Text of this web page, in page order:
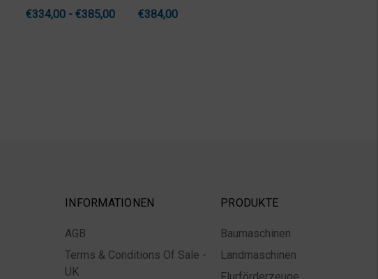
€334,00 - €385,00 €384,00
INFORMATIONEN
AGB
Terms & Conditions Of Sale -
UK
PRODUKTE
Baumaschinen
Landmaschinen